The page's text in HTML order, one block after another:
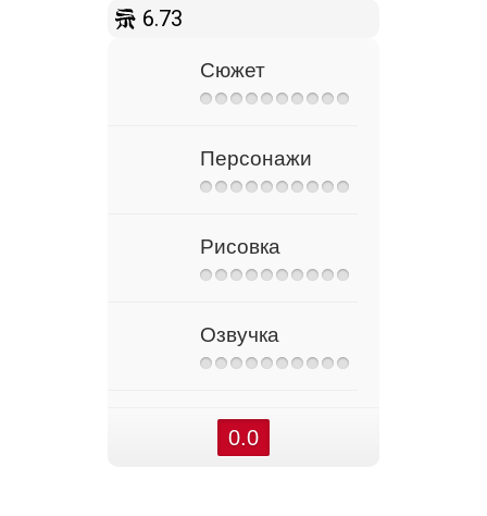
6.73
Сюжет
Персонажи
Рисовка
Озвучка
0.0